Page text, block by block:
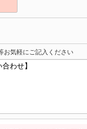
お気軽にご記入ください